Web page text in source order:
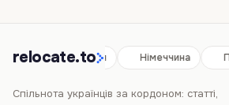
relocate.to
Іспанія Німеччина
Спільнота українців за кордоном: статті,